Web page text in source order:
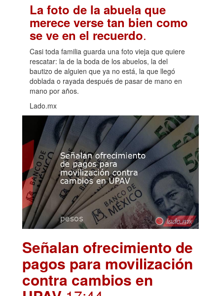
La foto de la abuela que
merece verse tan bien como
se ve en el recuerdo.
Casi toda familia guarda una foto vieja que quiere
rescatar: la de la boda de los abuelos, la del
bautizo de alguien que ya no está, la que llegó
doblada o rayada después de pasar de mano en
mano por años.
Lado.mx
Señalan ofrecimiento de
pagos para movilización
contra cambios en